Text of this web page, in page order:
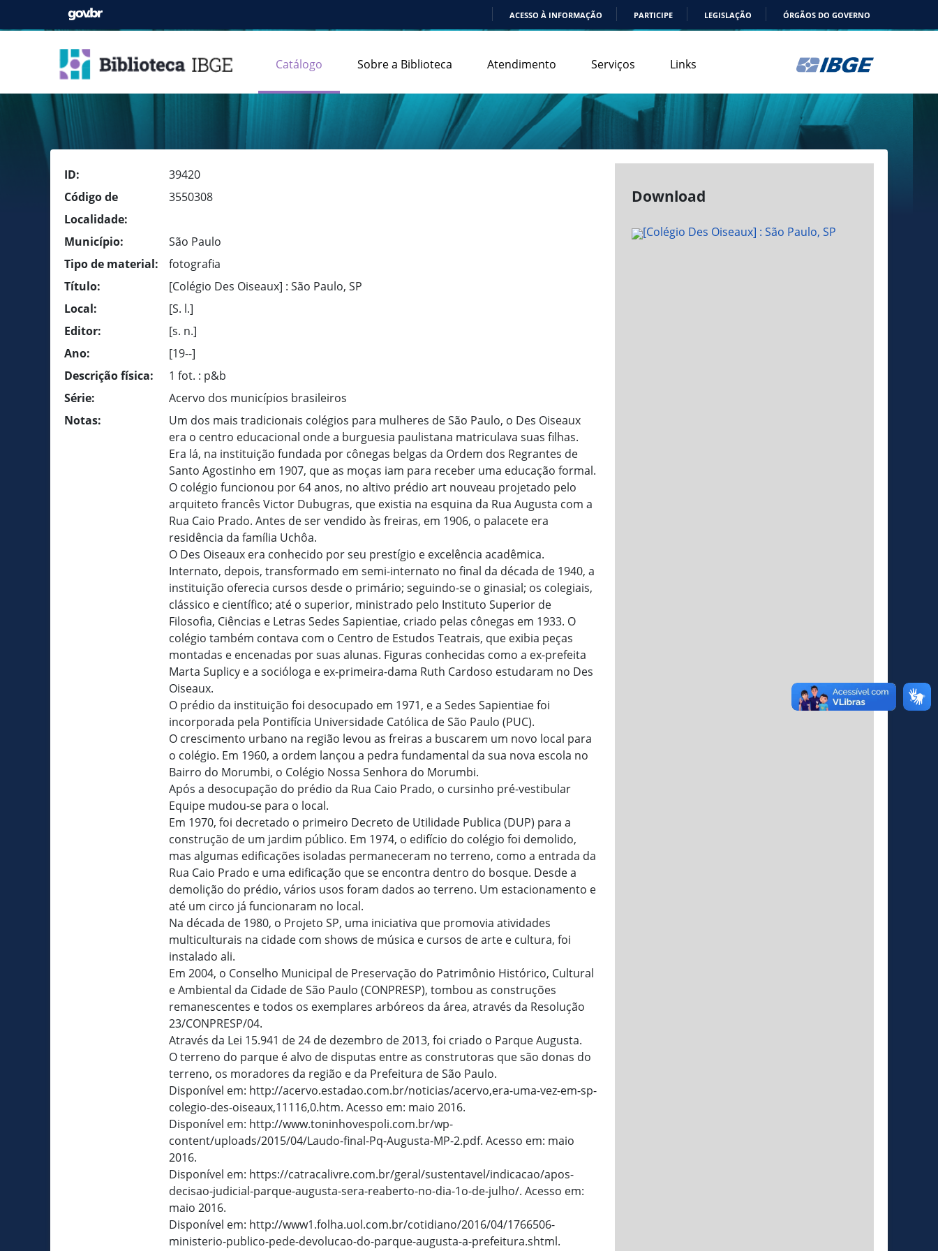
ACESSO À INFORMAÇÃO PARTICIPE LEGISLAÇÃO ÓRGÃOS DO GOVERNO
Catálogo Sobre a Biblioteca Atendimento Serviços Links
ID:
39420
Código de
Localidade:
3550308
Município:
São Paulo
Tipo de material:
fotografia
Título:
[Colégio Des Oiseaux] : São Paulo, SP
Local:
[S. l.]
Editor:
[s. n.]
Ano:
[19--]
Descrição física:
1 fot. : p&b
Série:
Acervo dos municípios brasileiros
Notas:
Um dos mais tradicionais colégios para mulheres de São Paulo, o Des Oiseaux
era o centro educacional onde a burguesia paulistana matriculava suas filhas.
Era lá, na instituição fundada por cônegas belgas da Ordem dos Regrantes de
Santo Agostinho em 1907, que as moças iam para receber uma educação formal.
O colégio funcionou por 64 anos, no altivo prédio art nouveau projetado pelo
arquiteto francês Victor Dubugras, que existia na esquina da Rua Augusta com a
Rua Caio Prado. Antes de ser vendido às freiras, em 1906, o palacete era
residência da família Uchôa.
O Des Oiseaux era conhecido por seu prestígio e excelência acadêmica.
Internato, depois, transformado em semi-internato no final da década de 1940, a
instituição oferecia cursos desde o primário; seguindo-se o ginasial; os colegiais,
clássico e científico; até o superior, ministrado pelo Instituto Superior de
Filosofia, Ciências e Letras Sedes Sapientiae, criado pelas cônegas em 1933. O
colégio também contava com o Centro de Estudos Teatrais, que exibia peças
montadas e encenadas por suas alunas. Figuras conhecidas como a ex-prefeita
Marta Suplicy e a socióloga e ex-primeira-dama Ruth Cardoso estudaram no Des
Oiseaux.
O prédio da instituição foi desocupado em 1971, e a Sedes Sapientiae foi
incorporada pela Pontifícia Universidade Católica de São Paulo (PUC).
O crescimento urbano na região levou as freiras a buscarem um novo local para
o colégio. Em 1960, a ordem lançou a pedra fundamental da sua nova escola no
Bairro do Morumbi, o Colégio Nossa Senhora do Morumbi.
Após a desocupação do prédio da Rua Caio Prado, o cursinho pré-vestibular
Equipe mudou-se para o local.
Em 1970, foi decretado o primeiro Decreto de Utilidade Publica (DUP) para a
construção de um jardim público. Em 1974, o edifício do colégio foi demolido,
mas algumas edificações isoladas permaneceram no terreno, como a entrada da
Rua Caio Prado e uma edificação que se encontra dentro do bosque. Desde a
demolição do prédio, vários usos foram dados ao terreno. Um estacionamento e
até um circo já funcionaram no local.
Na década de 1980, o Projeto SP, uma iniciativa que promovia atividades
multiculturais na cidade com shows de música e cursos de arte e cultura, foi
instalado ali.
Em 2004, o Conselho Municipal de Preservação do Patrimônio Histórico, Cultural
e Ambiental da Cidade de São Paulo (CONPRESP), tombou as construções
remanescentes e todos os exemplares arbóreos da área, através da Resolução
23/CONPRESP/04.
Através da Lei 15.941 de 24 de dezembro de 2013, foi criado o Parque Augusta.
O terreno do parque é alvo de disputas entre as construtoras que são donas do
terreno, os moradores da região e da Prefeitura de São Paulo.
Disponível em: http://acervo.estadao.com.br/noticias/acervo,era-uma-vez-em-sp-
colegio-des-oiseaux,11116,0.htm. Acesso em: maio 2016.
Disponível em: http://www.toninhovespoli.com.br/wp-
content/uploads/2015/04/Laudo-final-Pq-Augusta-MP-2.pdf. Acesso em: maio
2016.
Disponível em: https://catracalivre.com.br/geral/sustentavel/indicacao/apos-
decisao-judicial-parque-augusta-sera-reaberto-no-dia-1o-de-julho/. Acesso em:
maio 2016.
Disponível em: http://www1.folha.uol.com.br/cotidiano/2016/04/1766506-
ministerio-publico-pede-devolucao-do-parque-augusta-a-prefeitura.shtml.
Download